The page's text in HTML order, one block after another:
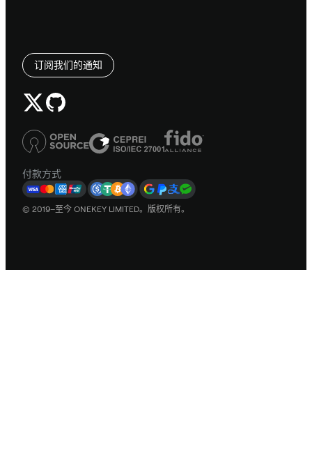
订阅我们的通知
付款方式
© 2019–至今 ONEKEY LIMITED。版权所有。